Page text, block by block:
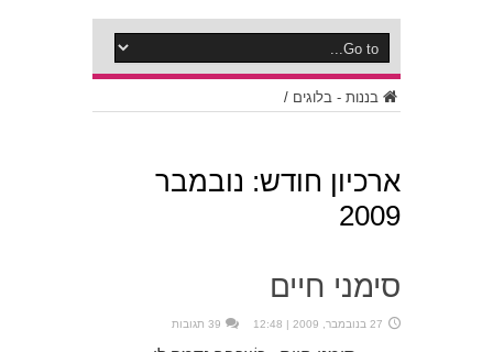
בננות - בלוגים /
ארכיון חודש: נובמבר
2009
סימני חיים
27 בנובמבר, 2009 | 12:48 39 תגובות